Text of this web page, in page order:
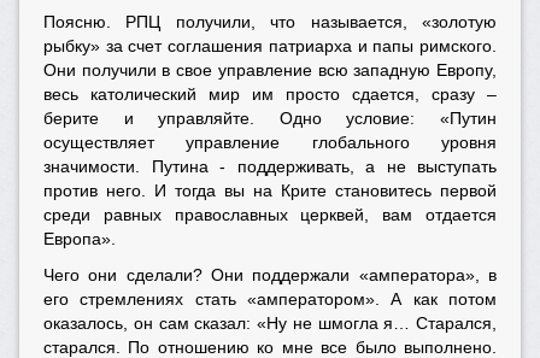
Поясню. РПЦ получили, что называется, «золотую
рыбку» за счет соглашения патриарха и папы римского.
Они получили в свое управление всю западную Европу,
весь католический мир им просто сдается, сразу –
берите и управляйте. Одно условие: «Путин
осуществляет управление глобального уровня
значимости. Путина - поддерживать, а не выступать
против него. И тогда вы на Крите становитесь первой
среди равных православных церквей, вам отдается
Европа».
Чего они сделали? Они поддержали «амператора», в
его стремлениях стать «амператором». А как потом
оказалось, он сам сказал: «Ну не шмогла я… Старался,
старался. По отношению ко мне все было выполнено.